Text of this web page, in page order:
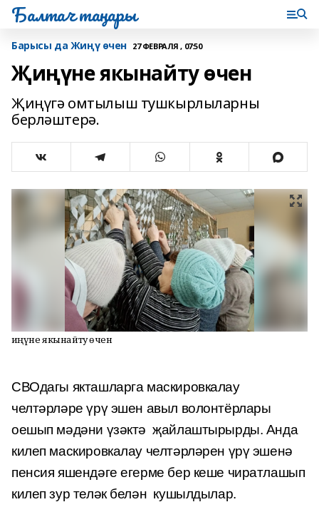
Балтач таңнары
Барысы да Жиңү өчен 27 ФЕВРАЛЯ , 07:50
Җиңүне якынайту өчен
Җиңүгә омтылыш тушкырлыларны
берләштерә.
Җиңүне якынайту өчен
СВОдагы якташларга маскировкалау
челтәрләре үрү эшен авыл волонтёрлары
оешып мәдәни үзәктә җайлаштырырды. Анда
килеп маскировкалау челтәрләрен үрү эшенә
пенсия яшендәге егерме бер кеше чиратлашып
килеп зур теләк белән кушылдылар.